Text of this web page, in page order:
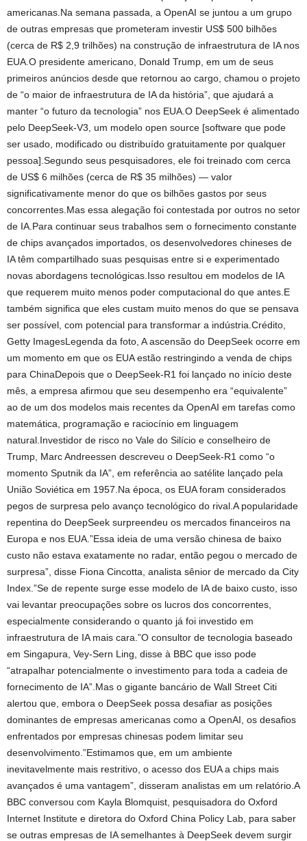
americanas.Na semana passada, a OpenAI se juntou a um grupo
de outras empresas que prometeram investir US$ 500 bilhões
(cerca de R$ 2,9 trilhões) na construção de infraestrutura de IA nos
EUA.O presidente americano, Donald Trump, em um de seus
primeiros anúncios desde que retornou ao cargo, chamou o projeto
de “o maior de infraestrutura de IA da história”, que ajudará a
manter “o futuro da tecnologia” nos EUA.O DeepSeek é alimentado
pelo DeepSeek-V3, um modelo open source [software que pode
ser usado, modificado ou distribuído gratuitamente por qualquer
pessoa].Segundo seus pesquisadores, ele foi treinado com cerca
de US$ 6 milhões (cerca de R$ 35 milhões) — valor
significativamente menor do que os bilhões gastos por seus
concorrentes.Mas essa alegação foi contestada por outros no setor
de IA.Para continuar seus trabalhos sem o fornecimento constante
de chips avançados importados, os desenvolvedores chineses de
IA têm compartilhado suas pesquisas entre si e experimentado
novas abordagens tecnológicas.Isso resultou em modelos de IA
que requerem muito menos poder computacional do que antes.E
também significa que eles custam muito menos do que se pensava
ser possível, com potencial para transformar a indústria.Crédito,
Getty ImagesLegenda da foto, A ascensão do DeepSeek ocorre em
um momento em que os EUA estão restringindo a venda de chips
para ChinaDepois que o DeepSeek-R1 foi lançado no início deste
mês, a empresa afirmou que seu desempenho era “equivalente”
ao de um dos modelos mais recentes da OpenAI em tarefas como
matemática, programação e raciocínio em linguagem
natural.Investidor de risco no Vale do Silício e conselheiro de
Trump, Marc Andreessen descreveu o DeepSeek-R1 como “o
momento Sputnik da IA”, em referência ao satélite lançado pela
União Soviética em 1957.Na época, os EUA foram considerados
pegos de surpresa pelo avanço tecnológico do rival.A popularidade
repentina do DeepSeek surpreendeu os mercados financeiros na
Europa e nos EUA.”Essa ideia de uma versão chinesa de baixo
custo não estava exatamente no radar, então pegou o mercado de
surpresa”, disse Fiona Cincotta, analista sênior de mercado da City
Index.”Se de repente surge esse modelo de IA de baixo custo, isso
vai levantar preocupações sobre os lucros dos concorrentes,
especialmente considerando o quanto já foi investido em
infraestrutura de IA mais cara.”O consultor de tecnologia baseado
em Singapura, Vey-Sern Ling, disse à BBC que isso pode
“atrapalhar potencialmente o investimento para toda a cadeia de
fornecimento de IA”.Mas o gigante bancário de Wall Street Citi
alertou que, embora o DeepSeek possa desafiar as posições
dominantes de empresas americanas como a OpenAI, os desafios
enfrentados por empresas chinesas podem limitar seu
desenvolvimento.”Estimamos que, em um ambiente
inevitavelmente mais restritivo, o acesso dos EUA a chips mais
avançados é uma vantagem”, disseram analistas em um relatório.A
BBC conversou com Kayla Blomquist, pesquisadora do Oxford
Internet Institute e diretora do Oxford China Policy Lab, para saber
se outras empresas de IA semelhantes à DeepSeek devem surgir